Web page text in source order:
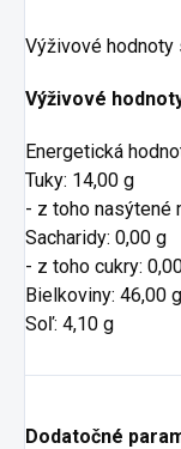
Výživové hodnoty
Výživové
Energetická
Tuky: 14,00 g
- z toho nasýtené
Sacharidy: 0,00 g
- z toho cukry:
Bielkoviny: 46,00 g
Soľ: 4,10 g
Dodatočné